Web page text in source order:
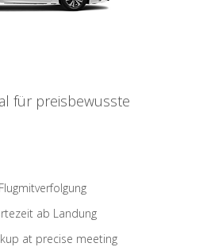
für preisbewusste
ab Landung
at precise meeting